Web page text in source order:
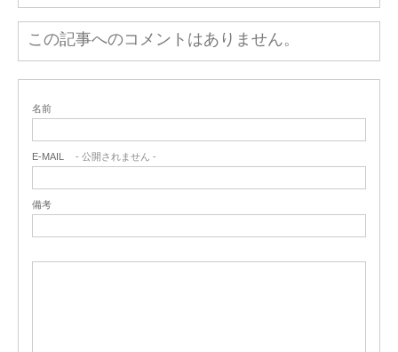
この記事へのコメントはありません。
名前
E-MAIL - 公開されません -
備考